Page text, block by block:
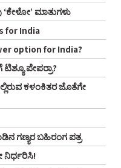
ಮಾತುಗಳು
for India
option for India?
ಪೇಪರ್ರಾ?
ಕಳಂಕಿತರ ಜೊತೆಗೇ
ಗಣ್ಯರ ಬಹಿರಂಗ ಪತ್ರ
ನಿರ್ಧರಿಸಿ!